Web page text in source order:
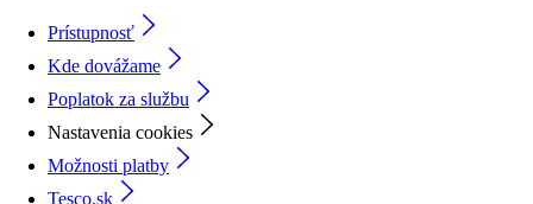
Prístupnosť
Kde dovážame
Poplatok za službu
Nastavenia cookies
Možnosti platby
Tesco.sk